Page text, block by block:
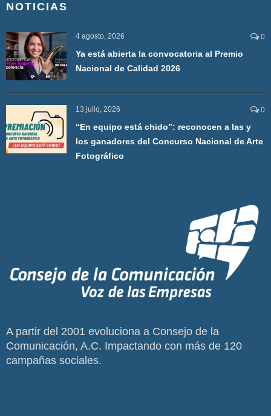
NOTICIAS
4 agosto, 2026 0
Ya está abierta la convocatoria al Premio
Nacional de Calidad 2026
13 julio, 2026 0
“En equipo está chido”: reconocen a las y
los ganadores del Concurso Nacional de Arte
Fotográfico
A partir del 2001 evoluciona a Consejo de la
Comunicación, A.C. Impactando con más de 120
campañas sociales.